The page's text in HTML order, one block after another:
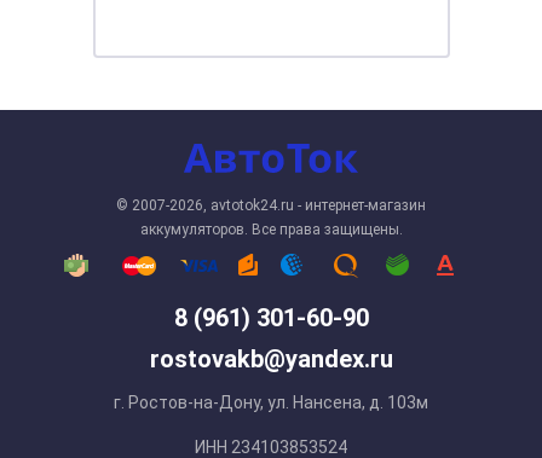
8 (961) 301-60-90
rostovakb@yandex.ru
г. Ростов-на-Дону, ул. Нансена, д. 103м
ИНН 234103853524
© 2007-2026, avtotok24.ru - интернет-магазин
аккумуляторов. Все права защищены.